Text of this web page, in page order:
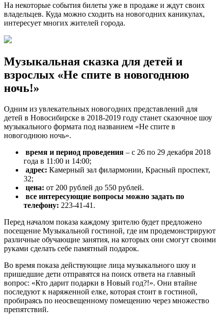
На некоторые события билеты уже в продаже и ждут своих
владельцев. Куда можно сходить на новогодних каникулах,
интересует многих жителей города.
Музыкальная сказка для детей и
взрослых «Не спите в новогоднюю
ночь!»
Одним из увлекательных новогодних представлений для
детей в Новосибирске в 2018-2019 году станет сказочное шоу
музыкального формата под названием «Не спите в
новогоднюю ночь».
время и период проведения – с 26 по 29 декабря 2018
года в 11:00 и 14:00;
адрес: Камерный зал филармонии, Красный проспект,
32;
цена: от 200 рублей до 550 рублей.
все интересующие вопросы можно задать по
телефону: 223-41-41.
Перед началом показа каждому зрителю будет предложено
посещение Музыкальной гостиной, где им продемонстрируют
различные обучающие занятия, на которых они смогут своими
руками сделать себе памятный подарок.
Во время показа действующие лица музыкального шоу и
пришедшие дети отправятся на поиск ответа на главный
вопрос: «Кто дарит подарки в Новый год?!». Они втайне
последуют к наряженной елке, которая стоит в гостиной,
пробираясь по неосвещенному помещению через множество
препятствий.